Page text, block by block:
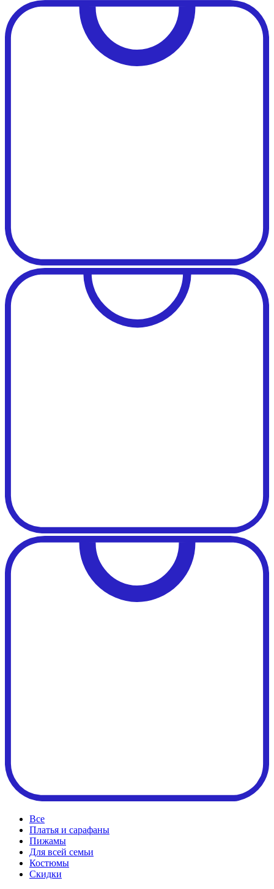
Все
Платья и сарафаны
Пижамы
Для всей семьи
Костюмы
Cкидки